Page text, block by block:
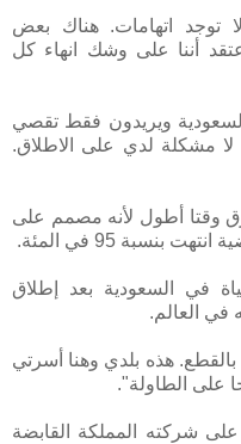
اتهامات. هناك بعض
أننا على وشك انهاء كل
ويريدون فقط تقصي
مشكلة لدي على الاطلاق.
وقتا أطول لأنه مصمم على
بنسبة 95 في المئة.
في السعودية بعد إطلاق
في العالم.
هذه بلدي وهنا أسرتي
على الطاولة".
على شركته المملكة القابضة